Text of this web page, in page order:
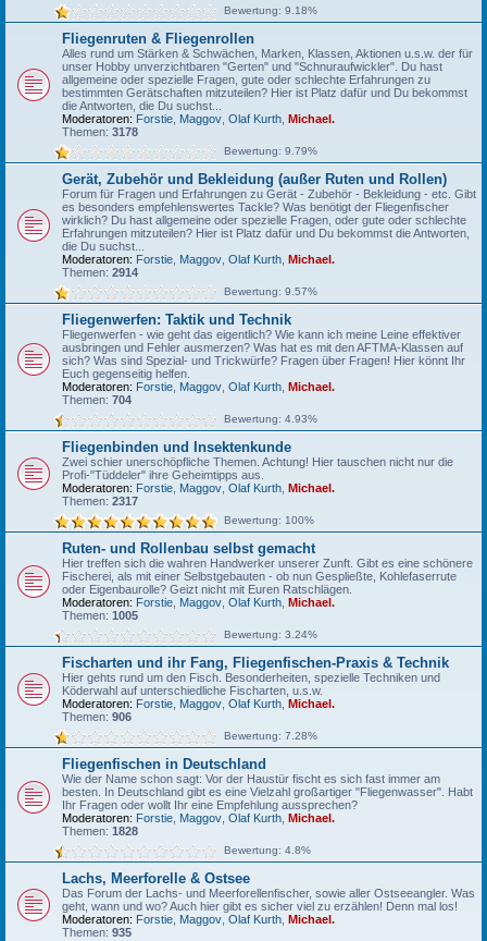
Bewertung: 9.18%
Fliegenruten & Fliegenrollen
Alles rund um Stärken & Schwächen, Marken, Klassen, Aktionen u.s.w. der für
unser Hobby unverzichtbaren "Gerten" und "Schnuraufwickler". Du hast
allgemeine oder spezielle Fragen, gute oder schlechte Erfahrungen zu
bestimmten Gerätschaften mitzuteilen? Hier ist Platz dafür und Du bekommst
die Antworten, die Du suchst...
Moderatoren: Forstie Maggov Olaf Kurth
Michael.
Themen: 3178
Bewertung: 9.79%
Gerät, Zubehör und Bekleidung (außer Ruten und Rollen)
Forum für Fragen und Erfahrungen zu Gerät - Zubehör - Bekleidung - etc. Gibt
es besonders empfehlenswertes Tackle? Was benötigt der Fliegenfischer
wirklich? Du hast allgemeine oder spezielle Fragen, oder gute oder schlechte
Erfahrungen mitzuteilen? Hier ist Platz dafür und Du bekommst die Antworten,
die Du suchst...
Moderatoren: Forstie Maggov Olaf Kurth
Michael.
Themen: 2914
Bewertung: 9.57%
Fliegenwerfen: Taktik und Technik
Fliegenwerfen - wie geht das eigentlich? Wie kann ich meine Leine effektiver
ausbringen und Fehler ausmerzen? Was hat es mit den AFTMA-Klassen auf
sich? Was sind Spezial- und Trickwürfe? Fragen über Fragen! Hier könnt Ihr
Euch gegenseitig helfen.
Moderatoren: Forstie Maggov Olaf Kurth
Michael.
Themen: 704
Bewertung: 4.93%
Fliegenbinden und Insektenkunde
Zwei schier unerschöpfliche Themen. Achtung! Hier tauschen nicht nur die
Profi-"Tüddeler" ihre Geheimtipps aus.
Moderatoren: Forstie Maggov Olaf Kurth
Michael.
Themen: 2317
Bewertung: 100%
Ruten- und Rollenbau selbst gemacht
Hier treffen sich die wahren Handwerker unserer Zunft. Gibt es eine schönere
Fischerei, als mit einer Selbstgebauten - ob nun Gespließte, Kohlefaserrute
oder Eigenbaurolle? Geizt nicht mit Euren Ratschlägen.
Moderatoren: Forstie Maggov Olaf Kurth
Michael.
Themen: 1005
Bewertung: 3.24%
Fischarten und ihr Fang, Fliegenfischen-Praxis & Technik
Hier gehts rund um den Fisch. Besonderheiten, spezielle Techniken und
Köderwahl auf unterschiedliche Fischarten, u.s.w.
Moderatoren: Forstie Maggov Olaf Kurth
Michael.
Themen: 906
Bewertung: 7.28%
Fliegenfischen in Deutschland
Wie der Name schon sagt: Vor der Haustür fischt es sich fast immer am
besten. In Deutschland gibt es eine Vielzahl großartiger "Fliegenwasser". Habt
Ihr Fragen oder wollt Ihr eine Empfehlung aussprechen?
Moderatoren: Forstie Maggov Olaf Kurth
Michael.
Themen: 1828
Bewertung: 4.8%
Lachs, Meerforelle & Ostsee
Das Forum der Lachs- und Meerforellenfischer, sowie aller Ostseeangler. Was
geht, wann und wo? Auch hier gibt es sicher viel zu erzählen! Denn mal los!
Moderatoren: Forstie Maggov Olaf Kurth
Michael.
Themen: 935